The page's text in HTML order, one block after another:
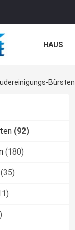
HAUS
Bürsten
(92)
(180)
(35)